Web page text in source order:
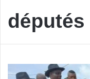
députés